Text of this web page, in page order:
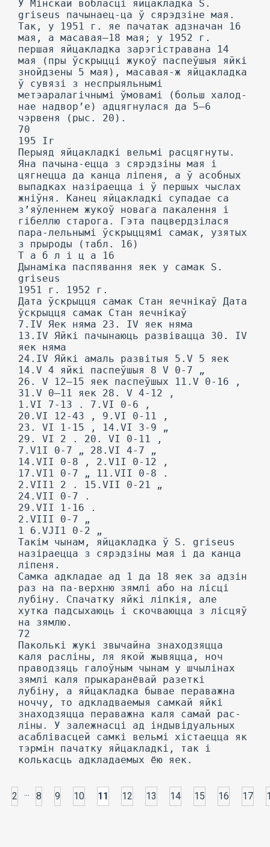
У Мінскай вобласці яйцакладка S.
griseus пачынаец-ца ў сярэдзіне мая.
Так, у 1951 г. яе пачатак адзначан 16
мая, а масавая—18 мая; у 1952 г.
першая яйцакладка зарэгістравана 14
мая (пры ўскрыцці жукоў паспеўшыя яйкі
знойдзены 5 мая), масавая-ж яйцакладка
ў сувязі з неспрыяльнымі
метэаралагічнымі ўмовамі (больш халод-
нае надвор’е) адцягнулася да 5—6
чэрвеня (рыс. 20).
70
195 Ir
Перыяд яйцакладкі вельмі расцягнуты.
Яна пачына-ецца з сярэдзіны мая і
цягнецца да канца ліпеня, а ў асобных
выпадках назіраецца і ў першых чыслах
жніўня. Канец яйцакладкі супадае са
з’яўленнем жукоў новага пакалення і
гібеллю старога. Гэта пацвердзілася
пара-лельнымі ўскрыццямі самак, узятых
з прыроды (табл. 16)
Т а б л і ц a 16
Дынаміка паспявання яек у самак S.
griseus
1951 г. 1952 г.
Дата ўскрыцця самак Стан яечнікаў Дата
ўскрыцця самак Стан яечнікаў
7.IV Яек няма 23. IV яек няма
13.IV Яйкі пачынаюць развівацца 30. IV
яек няма
24.IV Яйкі амаль развітыя 5.V 5 яек
14.V 4 яйкі паспеўшыя 8 V 0-7 „
26. V 12—15 яек паспеўшых 11.V 0-16 ,
31.V 0—11 яек 28. V 4-12 ,
1.VI 7-13 . 7.VI 0-6 ,
20.VI 12-43 , 9.VI 0-11 ,
23. VI 1-15 , 14.VI 3-9 „
29. VI 2 . 20. VI 0-11 ,
7.V1I 0-7 „ 28.VI 4-7 „
14.VII 0-8 , 2.V1I 0-12 ,
17.VI1 0-7 „ 11.VII 0-8 .
2.VII1 2 . 15.VII 0-21 „
24.VII 0-7 .
29.VII 1-16 .
2.VIII 0-7 „
1 6.VJI1 0-2 „
Такім чынам, яйцакладка ў S. griseus
назіраецца з сярэдзіны мая і да канца
ліпеня.
Самка адкладае ад 1 да 18 яек за адзін
раз на па-верхню зямлі або на лісці
лубіну. Спачатку яйкі ліпкія, але
хутка падсыхаюць і скочваюцца з лісцяў
на зямлю.
72
Паколькі жукі звычайна знаходзяцца
каля расліны, ля якой жывяцца, ноч
праводзяць галоўным чынам у шчылінах
зямлі каля прыкаранёвай разеткі
лубіну, a яйцакладка бывае пераважна
ноччу, то адкладваемыя самкай яйкі
знаходзяцца пераважна каля самай рас-
ліны. У залежнасці ад індывідуальных
асаблівасцей самкі вельмі хістаецца як
тэрмін пачатку яйцакладкі, так і
колькасць адкладаемых ёю яек.
2 ... 8 9 10 11 12 13 14 15 16 17